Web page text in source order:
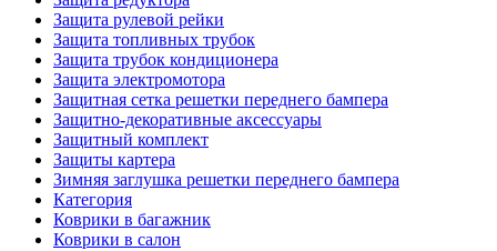
Защита рулевой рейки
Защита топливных трубок
Защита трубок кондиционера
Защита электромотора
Защитная сетка решетки переднего бампера
Защитно-декоративные аксессуары
Защитный комплект
Защиты картера
Зимняя заглушка решетки переднего бампера
Категория
Коврики в багажник
Коврики в салон